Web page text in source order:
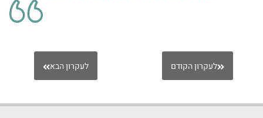
לעקרון הקודם לעקרון הבא